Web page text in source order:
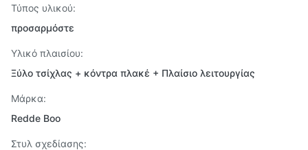
Τύπος υλικού:
προσαρμόστε
Υλικό πλαισίου:
Ξύλο τσίχλας + κόντρα πλακέ + Πλαίσιο λειτουργίας
Μάρκα:
Redde Boo
Στυλ σχεδίασης: